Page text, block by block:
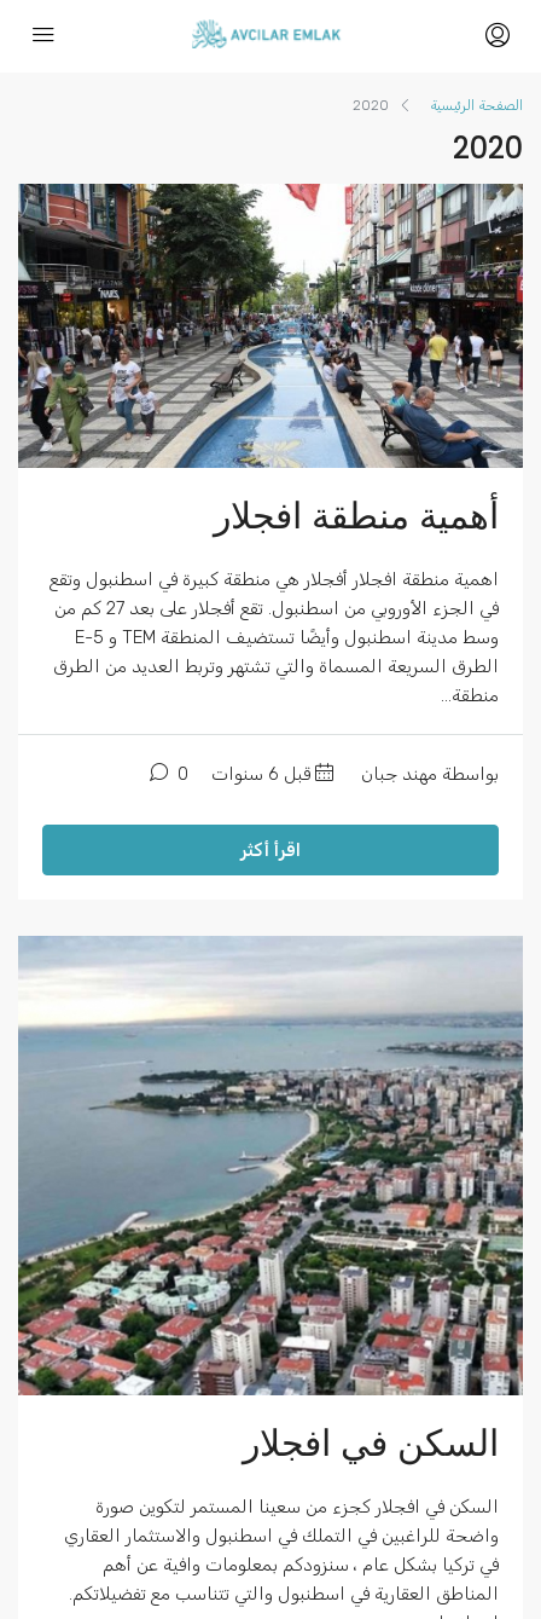
الصفحة الرئيسية 2020
2020
أهمية منطقة افجلار
اهمية منطقة افجلار أفجلار هي منطقة كبيرة في اسطنبول وتقع
في الجزء الأوروبي من اسطنبول. تقع أفجلار على بعد 27 كم من
وسط مدينة اسطنبول وأيضًا تستضيف المنطقة TEM و E-5
الطرق السريعة المسماة والتي تشتهر وتربط العديد من الطرق
منطقة...
بواسطة مهند جبان قبل 6 سنوات 0
اقرأ أكثر
السكن في افجلار
السكن في افجلار كجزء من سعينا المستمر لتكوين صورة
واضحة للراغبين في التملك في اسطنبول والاستثمار العقاري
في تركيا بشكل عام ، سنزودكم بمعلومات وافية عن أهم
المناطق العقارية في اسطنبول والتي تتناسب مع تفضيلاتكم.